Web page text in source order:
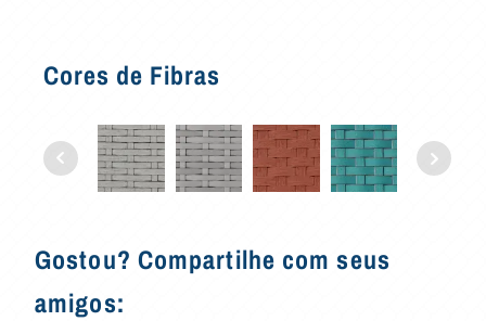
Cores de Fibras
Gostou? Compartilhe com seus
amigos: